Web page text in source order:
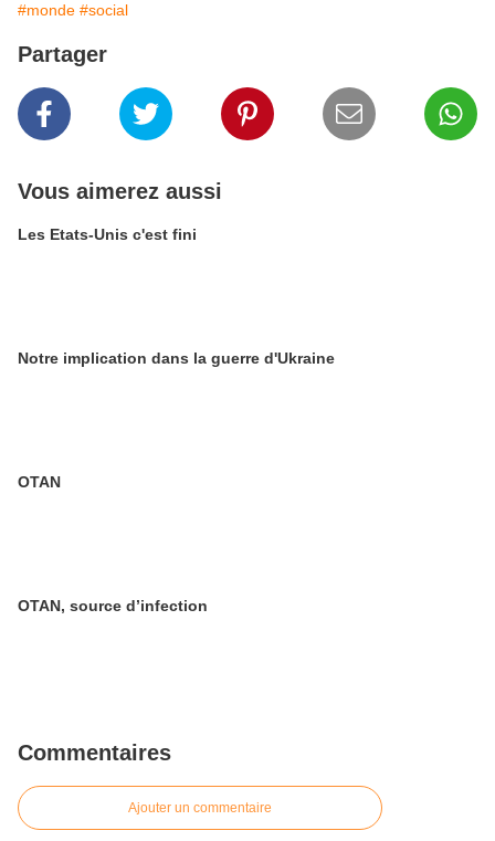
#monde #social
Partager
Vous aimerez aussi
Les Etats-Unis c'est fini
Notre implication dans la guerre d'Ukraine
OTAN
OTAN, source d’infection
Commentaires
Ajouter un commentaire